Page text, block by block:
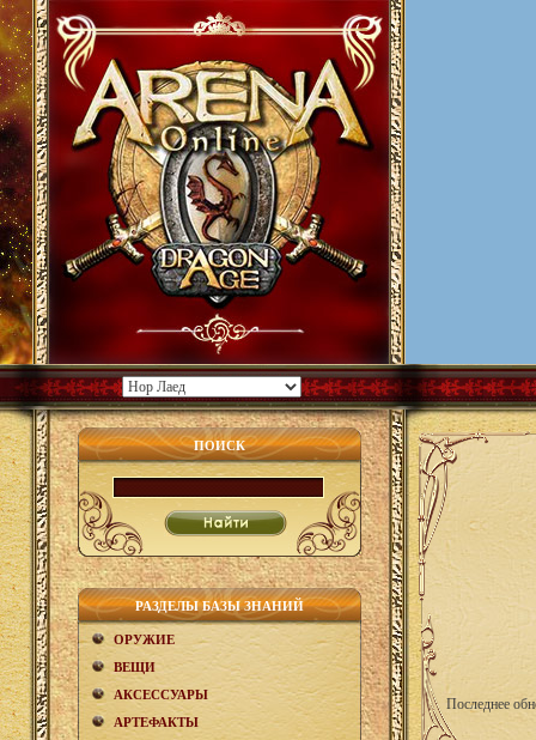
ПОИСК
РАЗДЕЛЫ БАЗЫ ЗНАНИЙ
ОРУЖИЕ
ВЕЩИ
АКCЕСCУАРЫ
АРТЕФАКТЫ
Последнее